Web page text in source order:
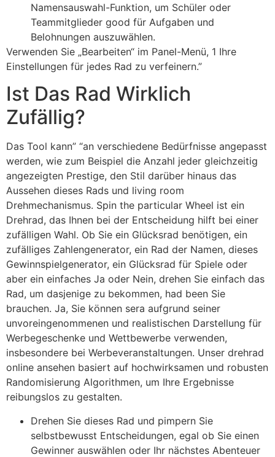
Namensauswahl-Funktion, um Schüler oder
Teammitglieder good für Aufgaben und
Belohnungen auszuwählen.
Verwenden Sie „Bearbeiten“ im Panel-Menü, 1 Ihre
Einstellungen für jedes Rad zu verfeinern.”
Ist Das Rad Wirklich
Zufällig?
Das Tool kann” “an verschiedene Bedürfnisse angepasst
werden, wie zum Beispiel die Anzahl jeder gleichzeitig
angezeigten Prestige, den Stil darüber hinaus das
Aussehen dieses Rads und living room
Drehmechanismus. Spin the particular Wheel ist ein
Drehrad, das Ihnen bei der Entscheidung hilft bei einer
zufälligen Wahl. Ob Sie ein Glücksrad benötigen, ein
zufälliges Zahlengenerator, ein Rad der Namen, dieses
Gewinnspielgenerator, ein Glücksrad für Spiele oder
aber ein einfaches Ja oder Nein, drehen Sie einfach das
Rad, um dasjenige zu bekommen, had been Sie
brauchen. Ja, Sie können sera aufgrund seiner
unvoreingenommenen und realistischen Darstellung für
Werbegeschenke und Wettbewerbe verwenden,
insbesondere bei Werbeveranstaltungen. Unser drehrad
online ansehen basiert auf hochwirksamen und robusten
Randomisierung Algorithmen, um Ihre Ergebnisse
reibungslos zu gestalten.
Drehen Sie dieses Rad und pimpern Sie
selbstbewusst Entscheidungen, egal ob Sie einen
Gewinner auswählen oder Ihr nächstes Abenteuer